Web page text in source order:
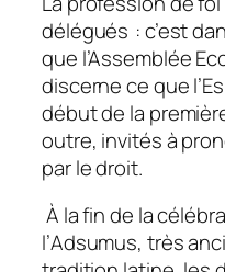
délégués : c’est
que l’Assemblée
discerne ce que
début de la
outre, invités à
par le droit.
À la fin de la
l’Adsumus, très